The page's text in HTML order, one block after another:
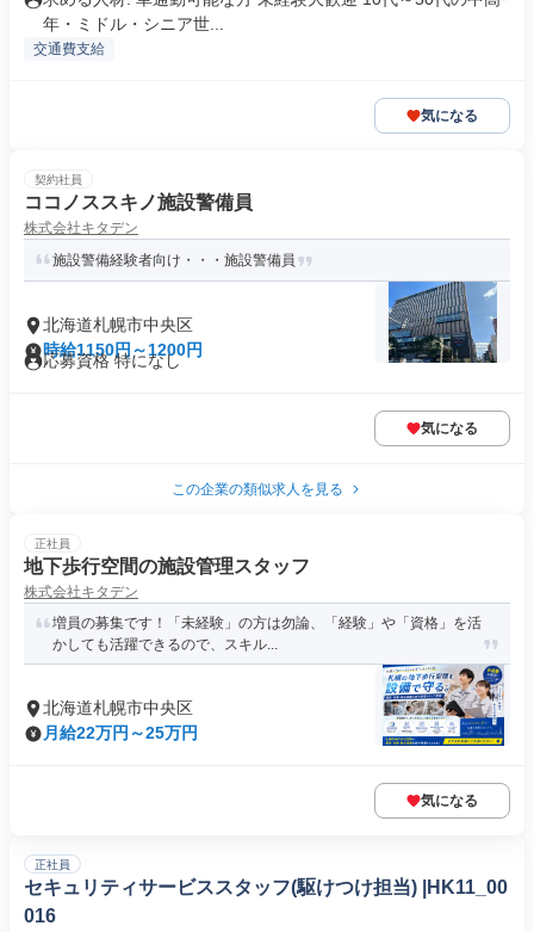
年・ミドル・シニア世...
交通費支給
気になる
契約社員
ココノススキノ施設警備員
株式会社キタデン
施設警備経験者向け・・・施設警備員
北海道札幌市中央区
時給1150円～1200円
応募資格 特になし
気になる
この企業の類似求人を見る
正社員
地下歩行空間の施設管理スタッフ
株式会社キタデン
増員の募集です！「未経験」の方は勿論、「経験」や「資格」を活
かしても活躍できるので、スキル...
北海道札幌市中央区
月給22万円～25万円
気になる
正社員
セキュリティサービススタッフ(駆けつけ担当) |HK11_00
016